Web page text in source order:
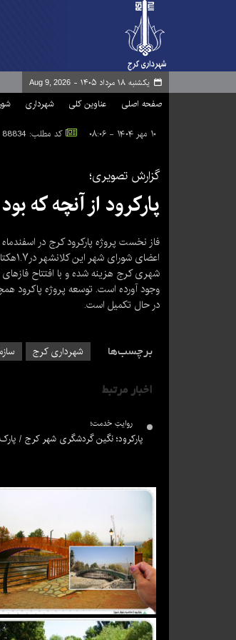
یکشنبه ۱۸ مرداد ۱۴۰۵ - Aug 9, 2026
صفحه اصلی عناوین کلی شهرداری
۱۰ مهر ۱۴۰۴ - ۰۸:۰۶ کد مطلب: 88834
گزارش تصویری؛
پارکرود از آنچه که
وجود آورده است. توسعه پروژه پاکرود
در حال تکمیل است.
برچسب‌ها شهرداری کرج
اخبار مرتبط
روایتِ خدمت؛
پارکرود؛ نگین گردشگری شهر کرج /